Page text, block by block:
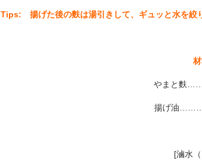
Tips: 揚げた後の麩は湯引きして、ギュッと水を絞
やまと麩
揚げ油
[滷水